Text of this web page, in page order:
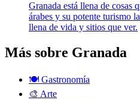
Granada está llena de cosas
árabes y su potente turismo
llena de vida y sitios que ver.
Más sobre Granada
🍽️ Gastronomía
🎨 Arte